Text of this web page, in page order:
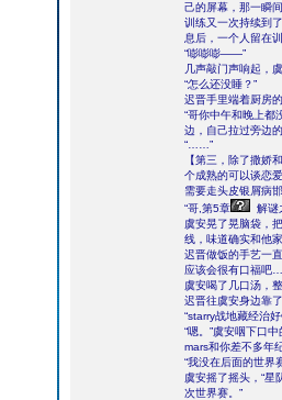
己的屏幕，那一瞬
训练又一次持续到
息后，一个人留在
“嘭嘭嘭――”
几声敲门声响起，
“怎么还没睡？”
迟晋手里端着厨房
“哥你中午和晚上都
边，自己拉过旁边
“……”
【第三，除了撒娇
个成熟的可以谈恋
需要走头皮银屑病
“哥,第5章
解谜
虞安晃了晃脑袋，
线，味道确实和他
迟晋做饭的手艺一
应该会很有口福
虞安喝了几口汤，
迟晋往虞安身边靠
“starry战地藏经治
“嗯。”虞安咽下口
mars和你差不多年
“我没在后面的世界
虞安摇了摇头，“
次世界赛。”